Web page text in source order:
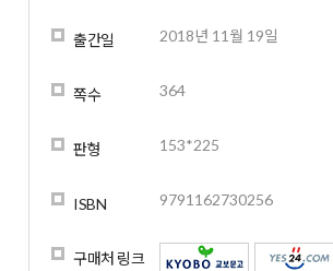
출간일 2018년 11월 19일
쪽수 364
판형 153*225
ISBN 9791162730256
구매처 링크